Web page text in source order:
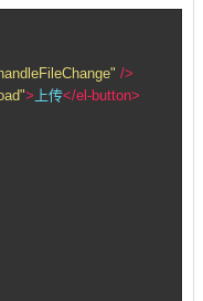
/>
> 上传</el-button>